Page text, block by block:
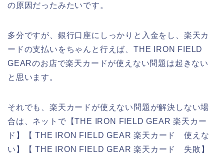
の原因だったみたいです。
多分ですが、銀行口座にしっかりと入金をし、楽天カ
ードの支払いをちゃんと行えば、THE IRON FIELD
GEARのお店で楽天カードが使えない問題は起きない
と思います。
それでも、楽天カードが使えない問題が解決しない場
合は、ネットで【THE IRON FIELD GEAR 楽天カー
ド】【 THE IRON FIELD GEAR 楽天カード 使えな
い】【 THE IRON FIELD GEAR 楽天カード 失敗】